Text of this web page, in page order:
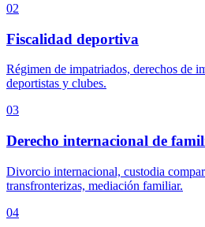
02
Fiscalidad deportiva
Régimen de impatriados, derechos de
deportistas y clubes.
03
Derecho internacional de
Divorcio internacional, custodia
transfronterizas, mediación familiar.
04